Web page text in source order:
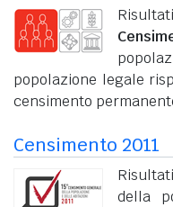
popolazione legale
censimento
Censimento 2011
della